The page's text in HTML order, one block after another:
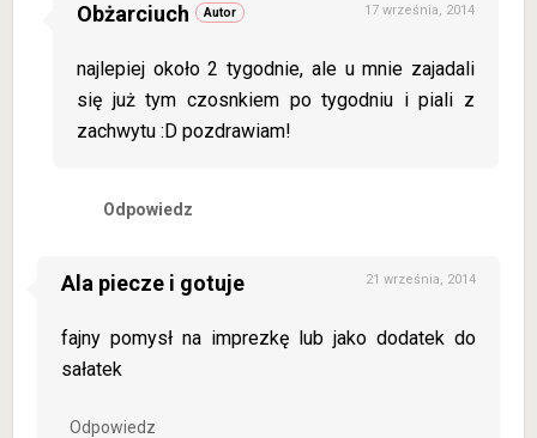
Obżarciuch 17 września, 2014
najlepiej około 2 tygodnie, ale u mnie zajadali
się już tym czosnkiem po tygodniu i piali z
zachwytu :D pozdrawiam!
Odpowiedz
Ala piecze i gotuje 21 września, 2014
fajny pomysł na imprezkę lub jako dodatek do
sałatek
Odpowiedz